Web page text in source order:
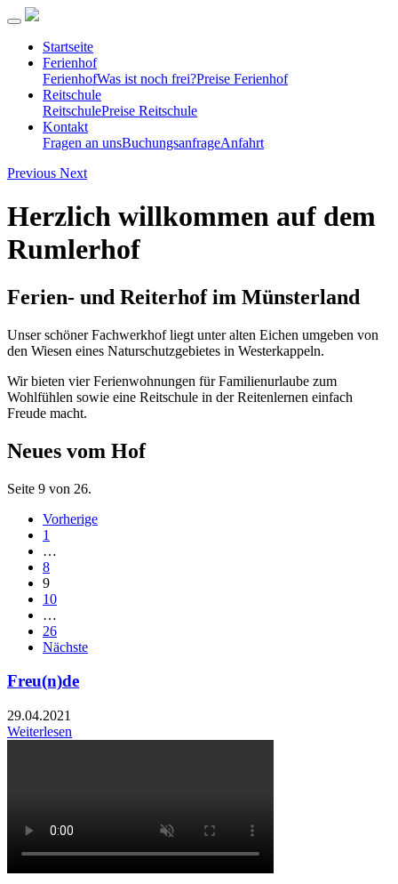
Startseite
Ferienhof
FerienhofWas ist noch frei?Preise Ferienhof
Reitschule
ReitschulePreise Reitschule
Kontakt
Fragen an unsBuchungsanfrageAnfahrt
Previous Next
Herzlich willkommen auf dem
Rumlerhof
Ferien- und Reiterhof im Münsterland
Unser schöner Fachwerkhof liegt unter alten Eichen umgeben von
den Wiesen eines Naturschutzgebietes in Westerkappeln.
Wir bieten vier Ferienwohnungen für Familienurlaube zum
Wohlfühlen sowie eine Reitschule in der Reitenlernen einfach
Freude macht.
Neues vom Hof
Seite 9 von 26.
Vorherige
1
…
8
9
10
…
26
Nächste
Freu(n)de
29.04.2021
Weiterlesen